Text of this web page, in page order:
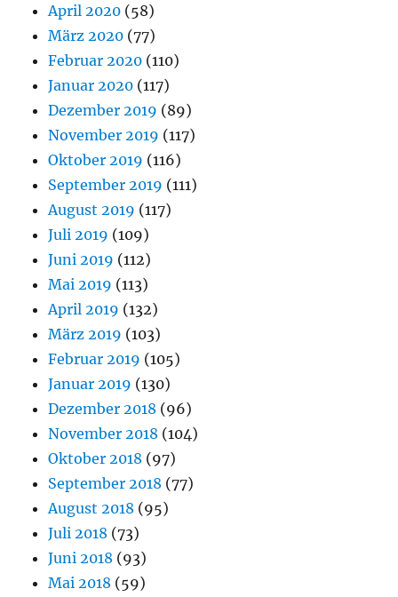
April 2020 (58)
März 2020 (77)
Februar 2020 (110)
Januar 2020 (117)
Dezember 2019 (89)
November 2019 (117)
Oktober 2019 (116)
September 2019 (111)
August 2019 (117)
Juli 2019 (109)
Juni 2019 (112)
Mai 2019 (113)
April 2019 (132)
März 2019 (103)
Februar 2019 (105)
Januar 2019 (130)
Dezember 2018 (96)
November 2018 (104)
Oktober 2018 (97)
September 2018 (77)
August 2018 (95)
Juli 2018 (73)
Juni 2018 (93)
Mai 2018 (59)